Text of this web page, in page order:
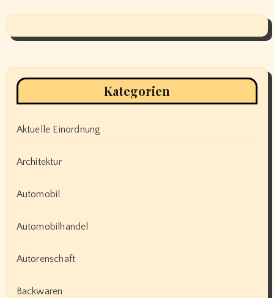
Kategorien
Aktuelle Einordnung
Architektur
Automobil
Automobilhandel
Autorenschaft
Backwaren